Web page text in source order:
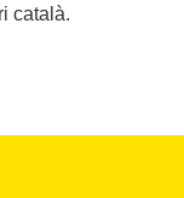
català.